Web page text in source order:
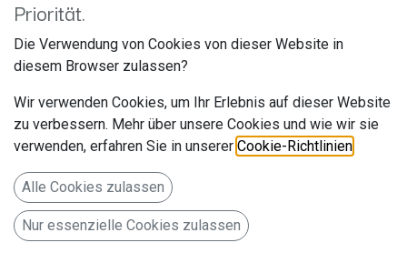
Lautsprecher-Grill VW Golf III
/ Vento 92 Ø130-158mm
271320-14
Artikelnummer: 271320-14
acv GmbH
Straßburger Allee 10-12
Priorität.
Die Verwendung von Cookies von dieser Website in
diesem Browser zulassen?
Wir verwenden Cookies, um Ihr Erlebnis auf dieser Website
zu verbessern. Mehr über unsere Cookies und wie wir sie
verwenden, erfahren Sie in unserer Cookie-Richtlinien
Alle Cookies zulassen
Nur essenzielle Cookies zulassen